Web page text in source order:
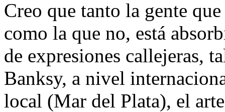
Creo que tanto la gente
como la que no, está
de expresiones callejeras,
Banksy, a nivel
local (Mar del Plata), el